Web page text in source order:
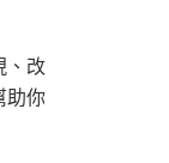
、改
助你